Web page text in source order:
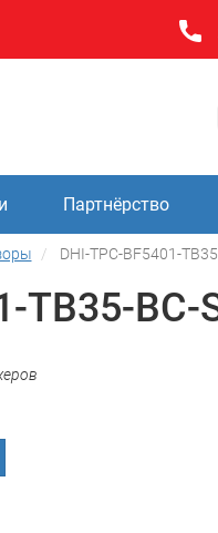
Партнёрство
DHI-TPC-BF5401-
TB35-BC-